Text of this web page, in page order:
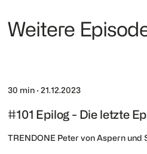
Weitere
30 min ·21.12.2023
#101 Epilog - Die letzte
TRENDONE Peter von Aspern und